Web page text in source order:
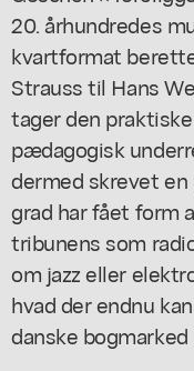
20. århundredes
kvartformat
Strauss til Hans
tager den
pædagogisk
dermed skrevet
grad har fået form
tribunens som
om jazz eller
hvad der endnu
danske